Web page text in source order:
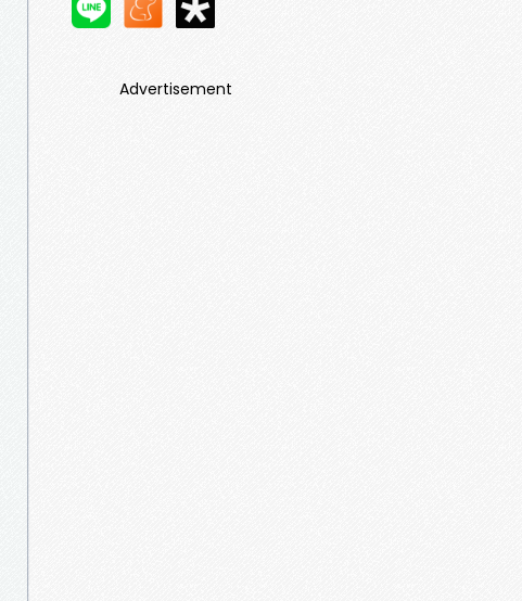
Advertisement